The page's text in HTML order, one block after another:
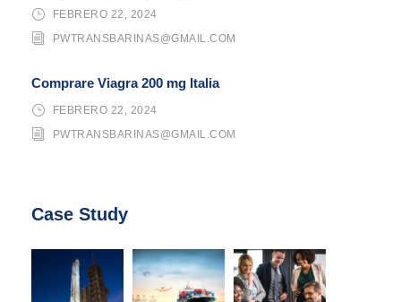
FEBRERO 22, 2024
PWTRANSBARINAS@GMAIL.COM
Comprare Viagra 200 mg Italia
FEBRERO 22, 2024
PWTRANSBARINAS@GMAIL.COM
Case Study